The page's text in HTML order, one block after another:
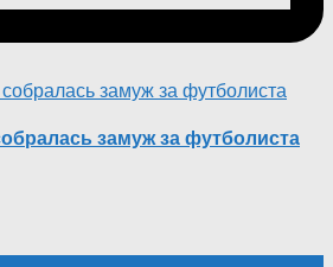
замуж за футболиста